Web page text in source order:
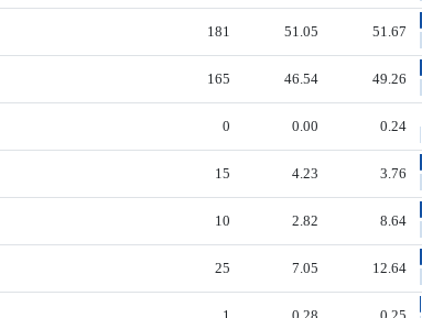
181 51.05 51.67
165 46.54 49.26
0 0.00 0.24
15 4.23 3.76
10 2.82 8.64
25 7.05 12.64